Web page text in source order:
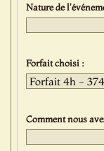
Nature de
Forfait choisi :
Comment nous